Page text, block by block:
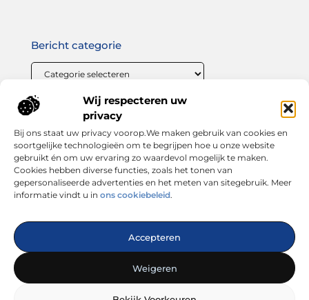
Wij respecteren uw
privacy
Bij ons staat uw privacy voorop.We maken gebruik van cookies en
soortgelijke technologieën om te begrijpen hoe u onze website
gebruikt én om uw ervaring zo waardevol mogelijk te maken.
Cookies hebben diverse functies, zoals het tonen van
gepersonaliseerde advertenties en het meten van sitegebruik. Meer
informatie vindt u in ons cookiebeleid.
Accepteren
Weigeren
Dé plek voor inspiratie, tips en trends
— Laat je verrassen door inspirerende blogs, handige
adviezen en interessante artikelen. Alles wat je zoekt op één
platform. Start vandaag nog met ontdekken op looks4you.nl!
Onze informatie
Bericht categorie